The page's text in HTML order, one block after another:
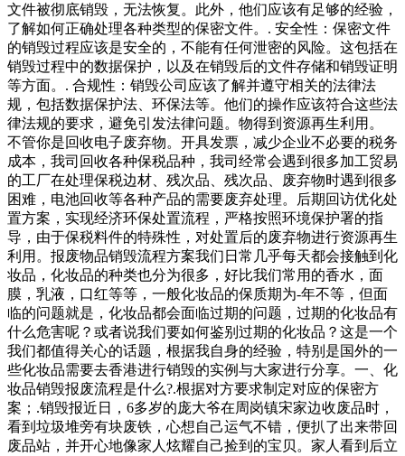
文件被彻底销毁，无法恢复。此外，他们应该有足够的经验，
了解如何正确处理各种类型的保密文件。. 安全性：保密文件
的销毁过程应该是安全的，不能有任何泄密的风险。这包括在
销毁过程中的数据保护，以及在销毁后的文件存储和销毁证明
等方面。. 合规性：销毁公司应该了解并遵守相关的法律法
规，包括数据保护法、环保法等。他们的操作应该符合这些法
律法规的要求，避免引发法律问题。物得到资源再生利用。
不管你是回收电子废弃物。开具发票，减少企业不必要的税务
成本，我司回收各种保税品种，我司经常会遇到很多加工贸易
的工厂在处理保税边材、残次品、残次品、废弃物时遇到很多
困难，电池回收等各种产品的需要废弃处理。后期回访优化处
置方案，实现经济环保处置流程，严格按照环境保护署的指
导，由于保税料件的特殊性，对处置后的废弃物进行资源再生
利用。报废物品销毁流程方案我们日常几乎每天都会接触到化
妆品，化妆品的种类也分为很多，好比我们常用的香水，面
膜，乳液，口红等等，一般化妆品的保质期为-年不等，但面
临的问题就是，化妆品都会面临过期的问题，过期的化妆品有
什么危害呢？或者说我们要如何鉴别过期的化妆品？这是一个
我们都值得关心的话题，根据我自身的经验，特别是国外的一
些化妆品需要去香港进行销毁的实例与大家进行分享。一、化
妆品销毁报废流程是什么?.根据对方要求制定对应的保密方
案；.销毁报近日，6多岁的庞大爷在周岗镇宋家边收废品时，
看到垃圾堆旁有块废铁，心想自己运气不错，便扒了出来带回
废品站，并开心地像家人炫耀自己捡到的宝贝。家人看到后立